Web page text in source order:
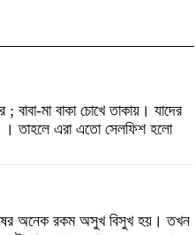
বাবা-মা বাকা চোখে তাকায়। যাদের
। তাহলে এরা এতো সেলফিশ হলো
অনেক রকম অসুখ বিসুখ হয়। তখন